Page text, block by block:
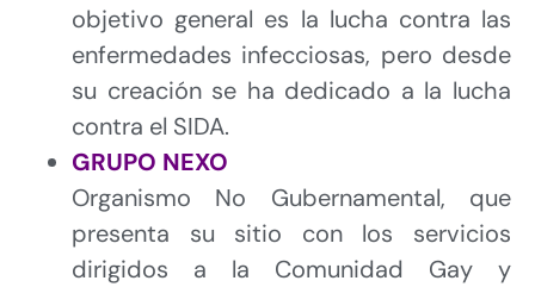
objetivo general es la lucha contra las
enfermedades infecciosas, pero desde
su creación se ha dedicado a la lucha
contra el SIDA.
GRUPO NEXO
Organismo No Gubernamental, que
presenta su sitio con los servicios
dirigidos a la Comunidad Gay y